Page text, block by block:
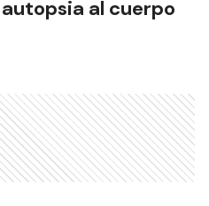
al cuerpo